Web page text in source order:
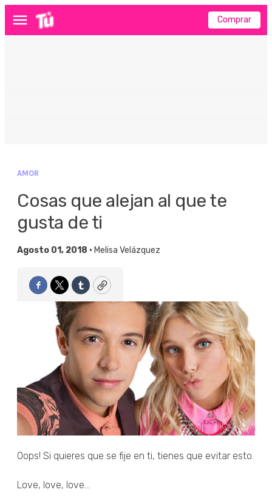
Menú Comprar
AMOR
Cosas que alejan al que te
gusta de ti
Agosto 01, 2018 • Melisa Velázquez
Facebook
TwitterTumblrCopy
Oops! Si quieres que se fije en ti, tienes que evitar esto.
Love, love, love...